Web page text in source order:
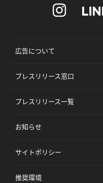
広告について
プレスリリース窓口
プレスリリース一覧
お知らせ
サイトポリシー
推奨環境